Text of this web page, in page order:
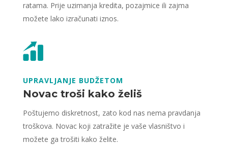
ratama. Prije uzimanja kredita, pozajmice ili zajma
možete lako izračunati iznos.
UPRAVLJANJE BUDŽETOM
Novac troši kako želiš
Poštujemo diskretnost, zato kod nas nema pravdanja
troškova. Novac koji zatražite je vaše vlasništvo i
možete ga trošiti kako želite.